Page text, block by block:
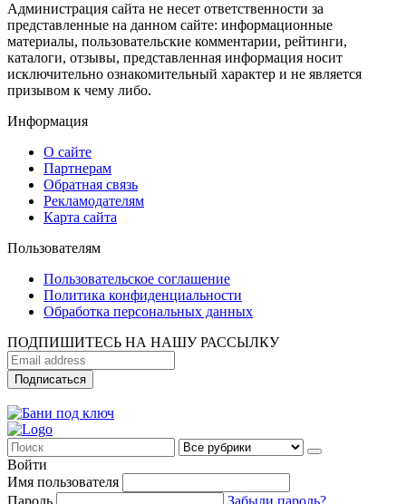
Администрация сайта не несет ответственности за
представленные на данном сайте: информационные
материалы, пользовательские комментарии, рейтинги,
каталоги, отзывы, представленная информация носит
исключительно ознакомительный характер и не является
призывом к чему либо.
Информация
О сайте
Партнерам
Обратная связь
Рекламодателям
Карта сайта
Пользователям
Пользовательское соглашение
Политика конфиденциальности
Обработка персональных данных
ПОДПИШИТЕСЬ НА НАШУ РАССЫЛКУ
Войти
Имя пользователя
Пароль
Забыли пароль?